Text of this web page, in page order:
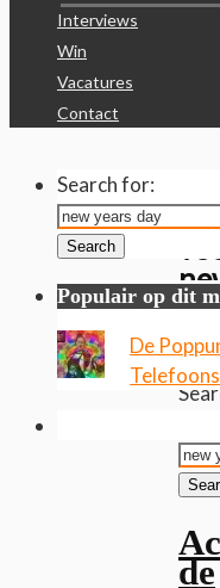
Interviews
Win
Vacatures
Contact
de
Search for:
Search
Populair op dit
De
Telefoons